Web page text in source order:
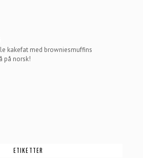
kakefat med browniesmuffins
på norsk!
ETIKETTER